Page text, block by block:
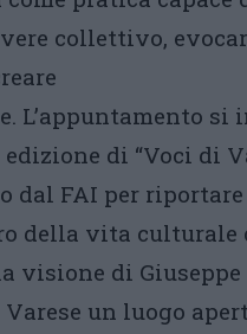
collettivo,
L’appuntamento si
di “Voci di
dal FAI per
della vita
visione di Giuseppe
un luogo